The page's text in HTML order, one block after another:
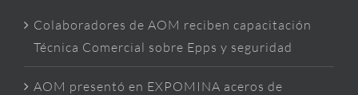
Colaboradores de AOM reciben capacitación
Técnica Comercial sobre Epps y seguridad
AOM presentó en EXPOMINA aceros de